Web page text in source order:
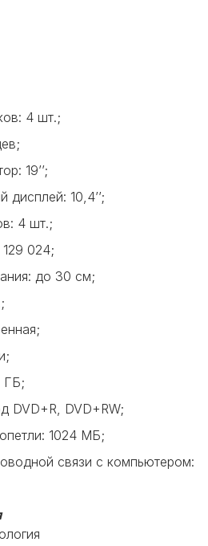
4 шт.;
19’’;
дисплей: 10,4’’;
4 шт.;
024;
до 30 см;
ГБ;
DVD+R, DVD+RW;
1024 MБ;
связи с компьютером: